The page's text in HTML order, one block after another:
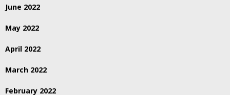
June 2022
May 2022
April 2022
March 2022
February 2022